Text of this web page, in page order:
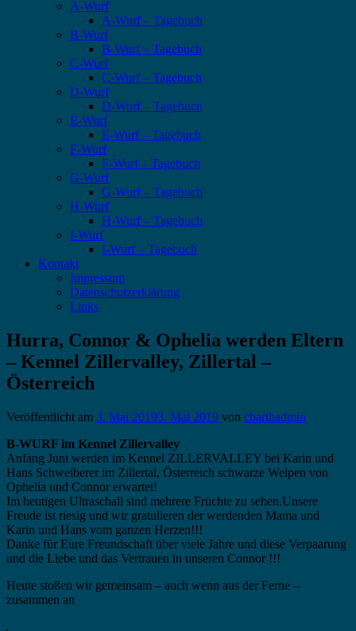
A-Wurf
A-Wurf – Tagebuch
B-Wurf
B-Wurf – Tagebuch
C-Wurf
C-Wurf – Tagebuch
D-Wurf
D-Wurf – Tagebuch
E-Wurf
E-Wurf – Tagebuch
F-Wurf
F-Wurf – Tagebuch
G-Wurf
G-Wurf – Tagebuch
H-Wurf
H-Wurf – Tagebuch
I-Wurf
I-Wurf – Tagebuch
Kontakt
Impressum
Datenschutzerklärung
Links
Hurra, Connor & Ophelia werden Eltern
– Kennel Zillervalley, Zillertal –
Österreich
Veröffentlicht am 3. Mai 20193. Mai 2019 von cbarthadmin
B-WURF im Kennel Zillervalley
Anfang Juni werden im Kennel ZILLERVALLEY bei Karin und
Hans Schweiberer im Zillertal, Österreich schwarze Welpen von
Ophelia und Connor erwartet!
Im heutigen Ultraschall sind mehrere Früchte zu sehen.Unsere
Freude ist riesig und wir gratulieren der werdenden Mama und
Karin und Hans vom ganzen Herzen!!!
Danke für Eure Freundschaft über viele Jahre und diese Verpaarung
und die Liebe und das Vertrauen in unseren Connor !!!
Heute stoßen wir gemeinsam – auch wenn aus der Ferne –
zusammen an